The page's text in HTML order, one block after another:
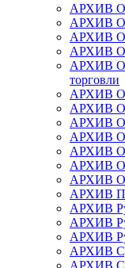
АРХИВ
АРХИВ
АРХИВ
АРХИВ
АРХИВ
торговли
АРХИВ
АРХИВ
АРХИВ
АРХИВ
АРХИВ
АРХИВ
АРХИВ
АРХИВ
АРХИВ
АРХИВ
АРХИВ
АРХИВ